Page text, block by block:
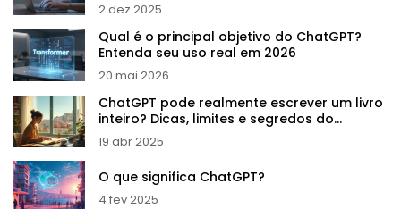
2 dez 2025
Qual é o principal objetivo do ChatGPT?
Entenda seu uso real em 2026
20 mai 2026
ChatGPT pode realmente escrever um livro
inteiro? Dicas, limites e segredos do
processo
19 abr 2025
O que significa ChatGPT?
4 fev 2025